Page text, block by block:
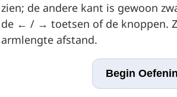
zien; de andere kant is gewoon
de ← / → toetsen of de knoppen.
armlengte afstand.
Begin